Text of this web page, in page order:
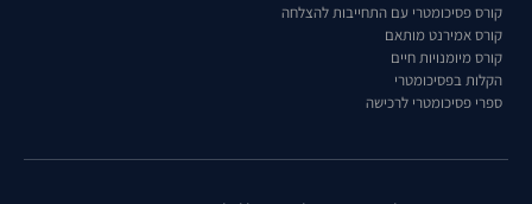
קורס פסיכומטרי עם התחייבות להצלחה
קורס אמירנט מותאם
קורס מיומנויות חיים
הקלות בפסיכומטרי
ספרי פסיכומטרי לרכישה